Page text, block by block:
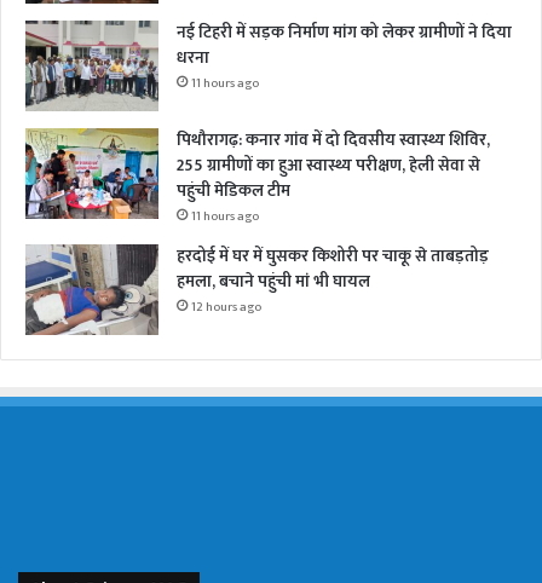
नई टिहरी में सड़क निर्माण मांग को लेकर ग्रामीणों ने दिया
धरना
11 hours ago
पिथौरागढ़: कनार गांव में दो दिवसीय स्वास्थ्य शिविर,
255 ग्रामीणों का हुआ स्वास्थ्य परीक्षण, हेली सेवा से
पहुंची मेडिकल टीम
11 hours ago
हरदोई में घर में घुसकर किशोरी पर चाकू से ताबड़तोड़
हमला, बचाने पहुंची मां भी घायल
12 hours ago